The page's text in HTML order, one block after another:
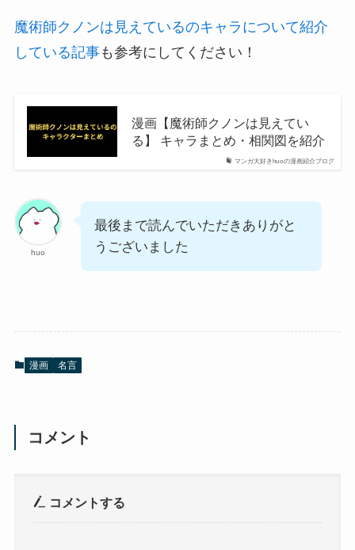
魔術師クノンは見えているのキャラについて紹介
している記事も参考にしてください！
マンガ大好きhuoの漫画紹介ブログ
漫画【魔術師クノンは見えてい
る】 キャラまとめ・相関図を紹介
huo
最後まで読んでいただきありがと
うございました
漫画 名言
コメント
コメントする